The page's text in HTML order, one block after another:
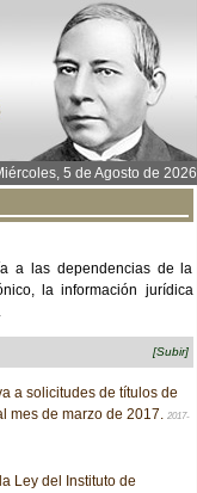
5 de Agosto de 2026
a las dependencias de la
la información jurídica
[Subir]
a solicitudes de títulos de
mes de marzo de 2017. 2017-
Ley del Instituto de